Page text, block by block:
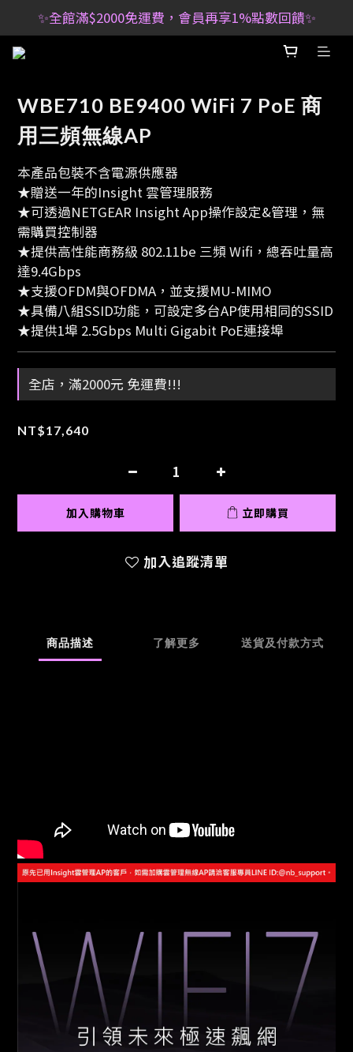
✨全館滿$2000免運費，會員再享1%點數回饋✨
WBE710 BE9400 WiFi 7 PoE 商
用三頻無線AP
本產品包裝不含電源供應器
★贈送一年的Insight 雲管理服務
★可透過NETGEAR Insight App操作設定&管理，無
需購買控制器
★提供高性能商務級 802.11be 三頻 Wifi，總吞吐量高
達9.4Gbps
★支援OFDM與OFDMA，並支援MU-MIMO
★具備八組SSID功能，可設定多台AP使用相同的SSID
★提供1埠 2.5Gbps Multi Gigabit PoE連接埠
全店，滿2000元 免運費!!!
NT$17,640
加入購物車 立即購買
加入追蹤清單
商品描述 了解更多 送貨及付款方式